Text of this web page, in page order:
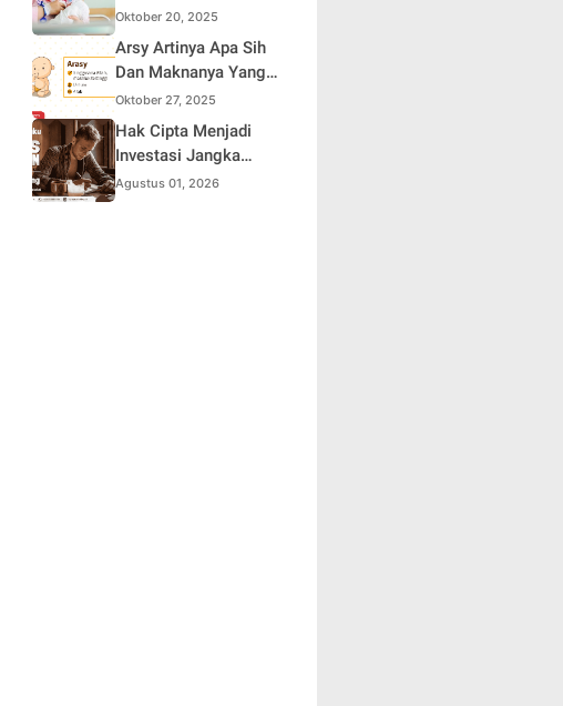
dalam Kehidupan
Muslim Indonesia
Oktober 20, 2025
Arsy Artinya Apa Sih
Dan Maknanya Yang
Mendalam
Oktober 27, 2025
Hak Cipta Menjadi
Investasi Jangka
Panjang bagi Penulis
Agustus 01, 2026